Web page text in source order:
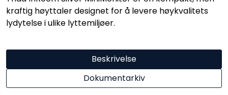
kraftig høyttaler designet for å levere høykvalitets
lydytelse i ulike lyttemiljøer.
Beskrivelse
Dokumentarkiv